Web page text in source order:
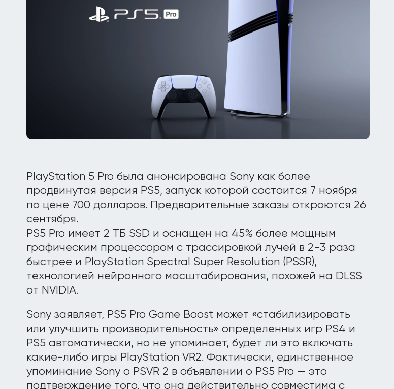
PlayStation 5 Pro была анонсирована Sony как более
продвинутая версия PS5, запуск которой состоится 7 ноября
по цене 700 долларов. Предварительные заказы откроются 26
сентября.
PS5 Pro имеет 2 ТБ SSD и оснащен на 45% более мощным
графическим процессором с трассировкой лучей в 2-3 раза
быстрее и PlayStation Spectral Super Resolution (PSSR),
технологией нейронного масштабирования, похожей на DLSS
от NVIDIA.
Sony заявляет, PS5 Pro Game Boost может «стабилизировать
или улучшить производительность» определенных игр PS4 и
PS5 автоматически, но не упоминает, будет ли это включать
какие-либо игры PlayStation VR2. Фактически, единственное
упоминание Sony о PSVR 2 в объявлении о PS5 Pro — это
подтверждение того, что она действительно совместима с